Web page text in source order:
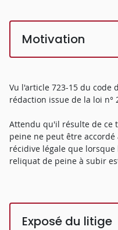
Motivation
Vu l'article 723-15 du code
rédaction issue de la loi n°
Attendu qu'il résulte de ce
peine ne peut être
récidive légale que
reliquat de peine à subir
Exposé du litige